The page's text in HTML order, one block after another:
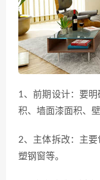
1、前期设计：要
积、墙面漆面积、
2、主体拆改：主
塑钢窗等。